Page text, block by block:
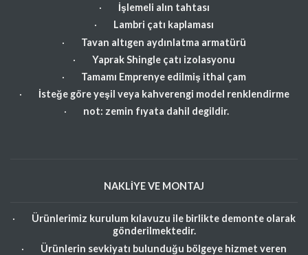
· İşlemeli alın tahtası
· Lambri çatı kaplaması
· Tavan altıgen aydınlatma armatürü
· Yaprak Shingle çatı izolasyonu
· Tamamı Emprenye edilmiş ithal çam
· İsteğe göre yeşil veya kahverengi model renklendirme
·
not: zemin fıyata dahil degildir.
NAKLİYE VE MONTAJ
· Ürünlerimiz kurulum kılavuzu ile birlikte demonte olarak
gönderilmektedir.
· Ürünlerin sevkiyatı bulunduğu bölgeye hizmet veren